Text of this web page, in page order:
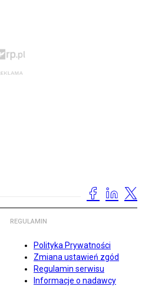
REGULAMIN
Polityka Prywatności
Zmiana ustawień zgód
Regulamin serwisu
Informacje o nadawcy